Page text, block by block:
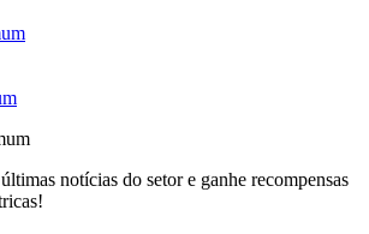
notícias do setor e ganhe recompensas